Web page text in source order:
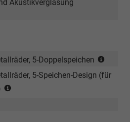
Akustikverglasung
5-Doppelspeichen
R
5-Speichen-Design (für